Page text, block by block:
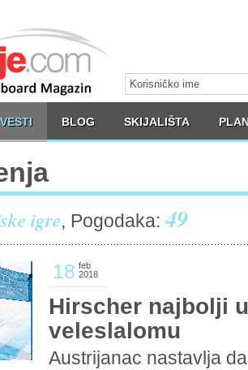
VESTI BLOG SKIJALIŠTA
igre, Pogodaka:49
18 feb
2018
Hirscher najbolji
veleslalomu
Austrijanac nastavlja